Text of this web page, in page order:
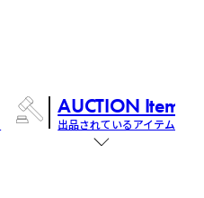
AUCTION Items
出品されているアイテム